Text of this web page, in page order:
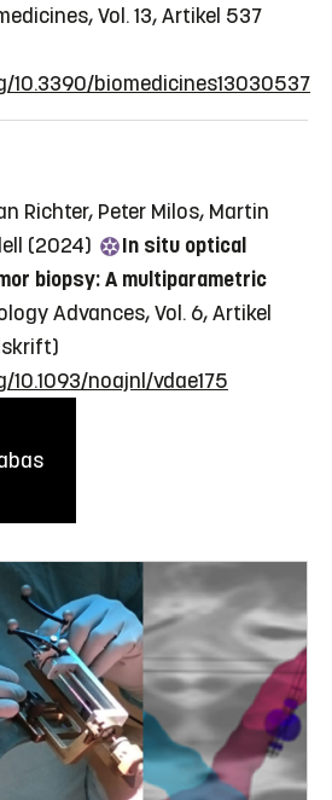
Vol. 13, Artikel 537
10.3390/biomedicines13030537
Richter, Peter Milos, Martin
(2024)
In situ optical
biopsy: A multiparametric
Advances, Vol. 6, Artikel
noajnl/vdae175